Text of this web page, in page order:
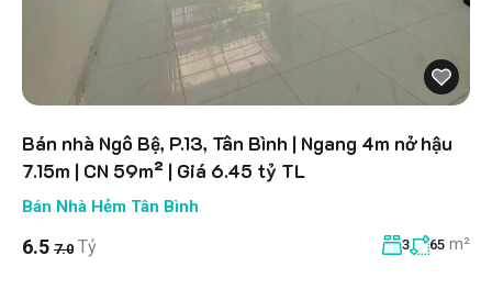
Bán nhà Ngô Bệ, P.13, Tân Bình | Ngang 4m nở hậu
7.15m | CN 59m² | Giá 6.45 tỷ TL
Bán Nhà Hẻm Tân Bình
6.5 7.0 Tỷ 3 65 m²